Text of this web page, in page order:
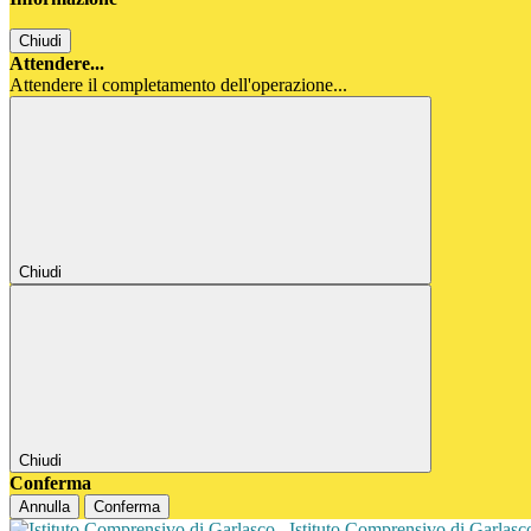
Chiudi
Attendere...
Attendere il completamento dell'operazione...
Chiudi
Chiudi
Conferma
Annulla Conferma